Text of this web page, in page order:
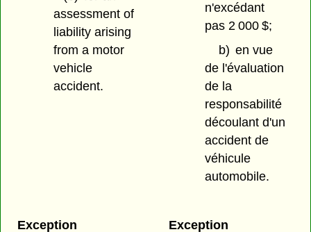
assessment of
liability arising
from a motor
vehicle
accident.
n'excédant
pas 2 000 $;
b) en vue
de l'évaluation
de la
responsabilité
découlant d'un
accident de
véhicule
automobile.
Exception
Exception